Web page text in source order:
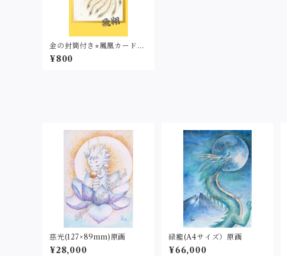
金の封筒付き⭐︎鳳凰カード
（名刺サイズ・印刷）
¥800
慈光(127×89mm)原画
¥28,000
緑龍(A4サイズ）原画
¥66,000